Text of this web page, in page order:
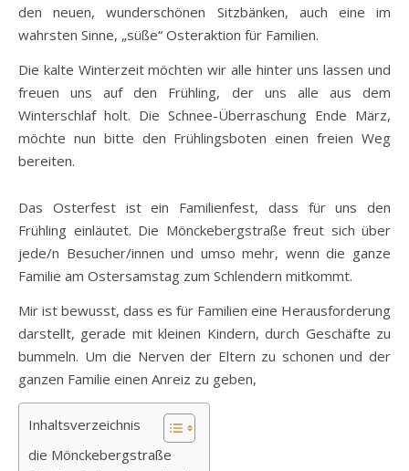
den neuen, wunderschönen Sitzbänken, auch eine im
wahrsten Sinne, „süße“ Osteraktion für Familien.
Die kalte Winterzeit möchten wir alle hinter uns lassen und
freuen uns auf den Frühling, der uns alle aus dem
Winterschlaf holt. Die Schnee-Überraschung Ende März,
möchte nun bitte den Frühlingsboten einen freien Weg
bereiten.
Das Osterfest ist ein Familienfest, dass für uns den
Frühling einläutet. Die Mönckebergstraße freut sich über
jede/n Besucher/innen und umso mehr, wenn die ganze
Familie am Ostersamstag zum Schlendern mitkommt.
Mir ist bewusst, dass es für Familien eine Herausforderung
darstellt, gerade mit kleinen Kindern, durch Geschäfte zu
bummeln. Um die Nerven der Eltern zu schonen und der
ganzen Familie einen Anreiz zu geben,
Inhaltsverzeichnis
die Mönckebergstraße